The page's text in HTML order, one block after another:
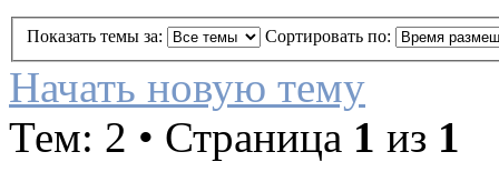
Показать темы за: Сортировать по:
Начать новую тему
Тем: 2 • Страница 1 из 1